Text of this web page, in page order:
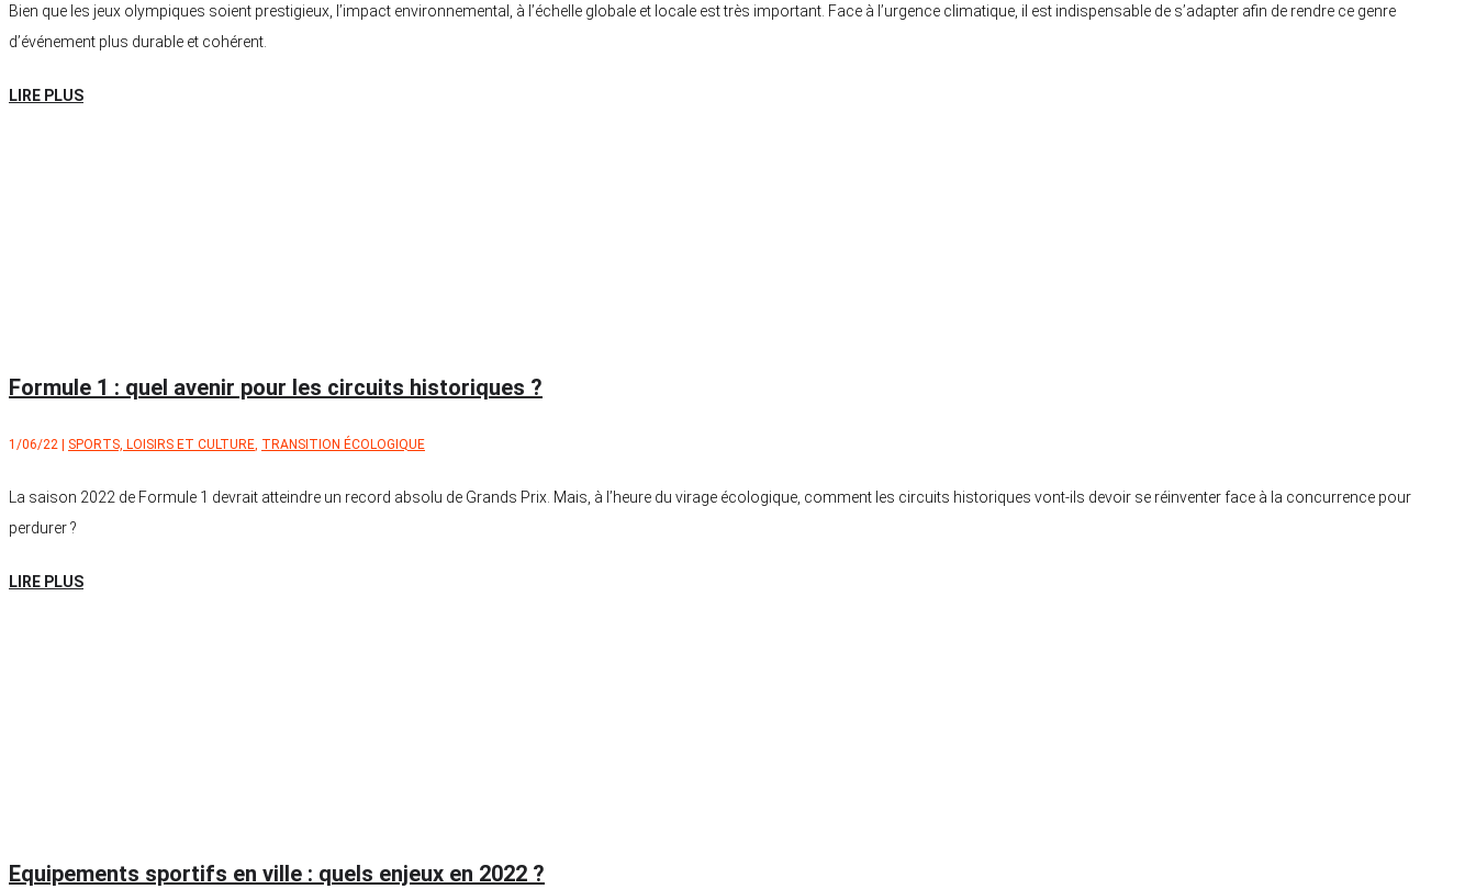
Bien que les jeux olympiques soient prestigieux, l’impact environnemental, à l’échelle globale et locale est très important. Face à l’urgence climatique, il est indispensable de s’adapter afin de rendre ce genre
d’événement plus durable et cohérent.
LIRE PLUS
Formule 1 : quel avenir pour les circuits historiques ?
1/06/22 | SPORTS, LOISIRS ET CULTURE TRANSITION ÉCOLOGIQUE
La saison 2022 de Formule 1 devrait atteindre un record absolu de Grands Prix. Mais, à l’heure du virage écologique, comment les circuits historiques vont-ils devoir se réinventer face à la concurrence pour
perdurer ?
LIRE PLUS
Equipements sportifs en ville : quels enjeux en 2022 ?